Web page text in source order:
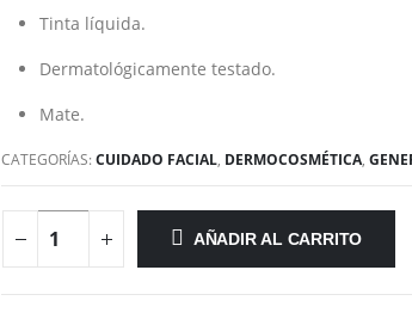
Tinta líquida.
Dermatológicamente testado.
Mate.
CATEGORÍAS:CUIDADO FACIAL, DERMOCOSMÉTICA,
AÑADIR AL CARRITO